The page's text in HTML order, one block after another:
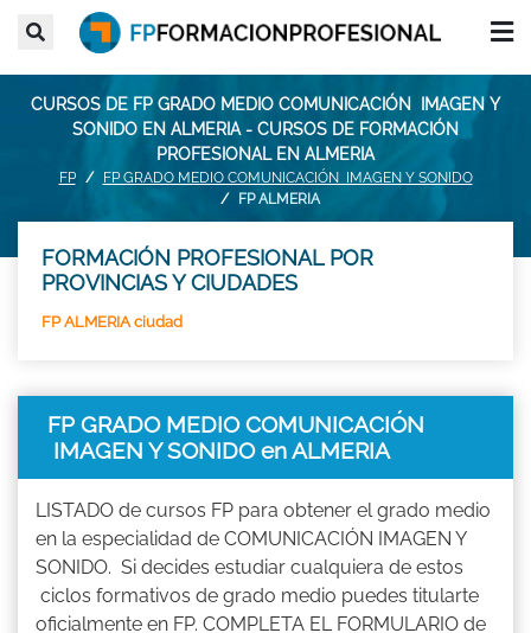
CURSOS DE FP GRADO MEDIO COMUNICACIÓN IMAGEN Y
SONIDO EN ALMERIA - CURSOS DE FORMACIÓN
PROFESIONAL EN ALMERIA
FP
FP GRADO MEDIO COMUNICACIÓN IMAGEN Y SONIDO
FP ALMERIA
FORMACIÓN PROFESIONAL POR
PROVINCIAS Y CIUDADES
FP ALMERIA ciudad
FP GRADO MEDIO COMUNICACIÓN
IMAGEN Y SONIDO en ALMERIA
LISTADO de cursos FP para obtener el grado medio
en la especialidad de COMUNICACIÓN IMAGEN Y
SONIDO. Si decides estudiar cualquiera de estos
ciclos formativos de grado medio puedes titularte
oficialmente en FP. COMPLETA EL FORMULARIO de